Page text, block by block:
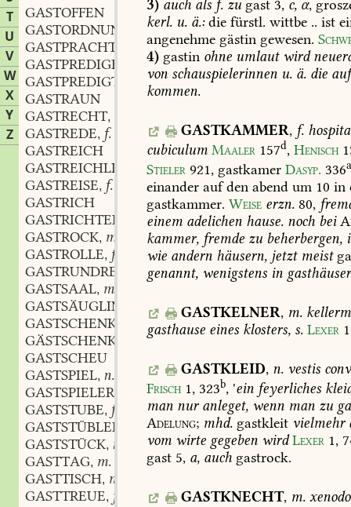
T
U
V
W
X
Y
Z
GASTOFFEN
GASTORDNUNG
GASTPRACHT
GASTPREDIGER
m.
GASTPREDIGT
GASTRAUN
GASTRECHT,
GASTREDE, f.
GASTREICH
GASTREICHLICH
GASTREISE, f.
GASTRICH
GASTRICHTER
GASTROCK, m.
GASTROLLE, f.
GASTRUNDREISE
f.
GASTSAAL, m.
GASTSÄUGLING
m.
GASTSCHENKE
GÄSTSCHENKLIN
n.
GASTSCHEU
GASTSPIEL, n.
GASTSPIELER
GASTSTUBE, f.
GASTSTÜBLEIN
GASTSTÜCK, n.
GASTTAG, m.
GASTTISCH, m.
GASTTREUE, f.
3) auch als f. zu gast 3, c, α,
kerl. u. ä.:die fürstl. wittbe .. ist
angenehme gästin gewesen.
4) gastin ohne umlautwird
von schauspielerinnen u. ä. die auf
kommen.
GASTKAMMER, f.
cubiculum Maaler 157d, Henisch
Stieler 921, gastkamer Dasyp. 336
einander aufden abend um 10 in
gastkammer. Weise erzn. 80,
einem adelichen hause. noch bei
kammer, fremde zu beherbergen,
wie andern häusern, jetztmeist
genannt, wenigstens in
GASTKELNER, m.
gasthause eines klosters, s. Lexer
GASTKLEID, n. vestis
Frisch 1, 323b, 'ein feyerliches
man nuranleget, wenn man zu
Adelung; mhd. gastkleit vielmehr
vom wirte gegeben wird Lexer 1,
gast 5, a, auch gastrock.
GASTKNECHT, m.